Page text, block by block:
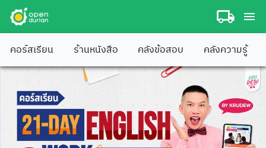
คอร์สเรียน ร้านหนังสือ คลังข้อสอบ คลังความรู้